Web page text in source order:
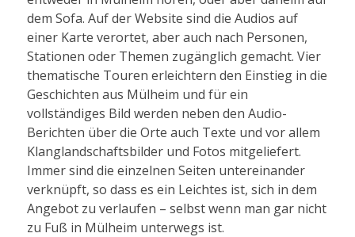
dem Sofa. Auf der Website sind die Audios auf
einer Karte verortet, aber auch nach Personen,
Stationen oder Themen zugänglich gemacht. Vier
thematische Touren erleichtern den Einstieg in die
Geschichten aus Mülheim und für ein
vollständiges Bild werden neben den Audio-
Berichten über die Orte auch Texte und vor allem
Klanglandschaftsbilder und Fotos mitgeliefert.
Immer sind die einzelnen Seiten untereinander
verknüpft, so dass es ein Leichtes ist, sich in dem
Angebot zu verlaufen – selbst wenn man gar nicht
zu Fuß in Mülheim unterwegs ist.